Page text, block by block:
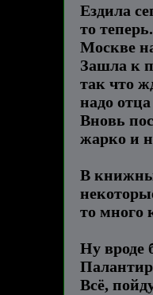
Ездила
то
Москве
Зашла к
так что
надо
Вновь
жарко и
В
то много
Ну вроде
Всё,